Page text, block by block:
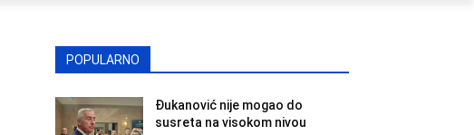
POPULARNO
Đukanović nije mogao do
susreta na visokom nivou